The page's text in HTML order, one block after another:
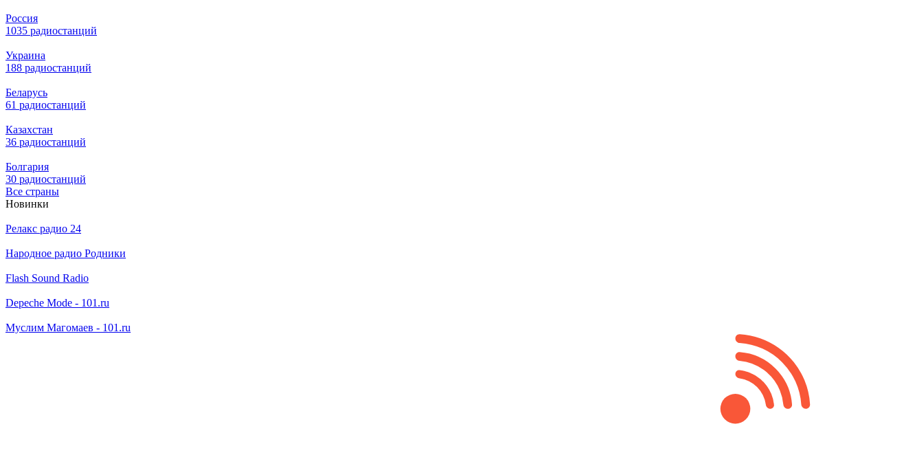
Россия
1035 радиостанций
Украина
188 радиостанций
Беларусь
61 радиостанций
Казахстан
36 радиостанций
Болгария
30 радиостанций
Все страны
Новинки
Релакс радио 24
Народное радио Родники
Flash Sound Radio
Depeche Mode - 101.ru
Муслим Магомаев - 101.ru